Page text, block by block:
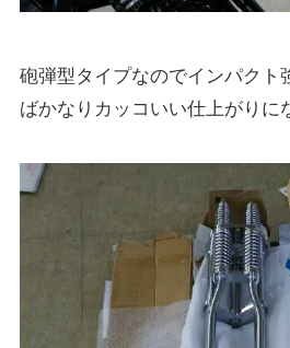
砲弾型タイプなのでインパクト
ばかなりカッコいい仕上がりに